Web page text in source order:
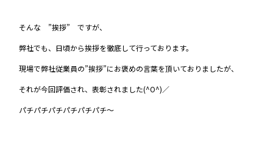
そんな ”挨拶” ですが、
弊社でも、日頃から挨拶を徹底して行っております。
現場で弊社従業員の”挨拶”にお褒めの言葉を頂いておりましたが、
それが今回評価され、表彰されました(^O^)／
パチパチパチパチパチパチ～